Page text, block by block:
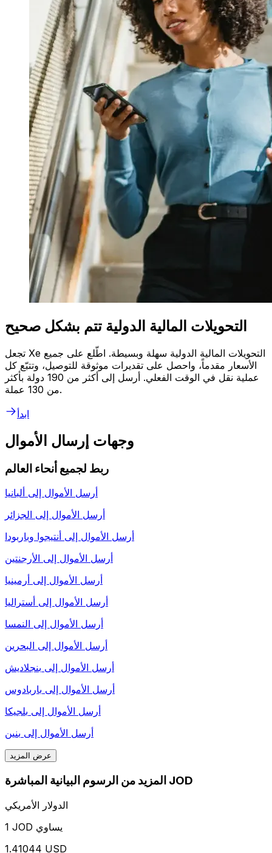
التحويلات المالية الدولية تتم بشكل صحيح
تجعل Xe التحويلات المالية الدولية سهلة وبسيطة. اطّلع على جميع
الأسعار مقدماً، واحصل على تقديرات موثوقة للتوصيل، وتتبّع كل
عملية نقل في الوقت الفعلي. أرسل إلى أكثر من 190 دولة بأكثر
من 130 عملة.
ابدأ
وجهات إرسال الأموال
ربط لجميع أنحاء العالم
أرسل الأموال إلى ألبانيا
أرسل الأموال إلى الجزائر
أرسل الأموال إلى أنتيجوا وباربودا
أرسل الأموال إلى الأرجنتين
أرسل الأموال إلى أرمينيا
أرسل الأموال إلى أستراليا
أرسل الأموال إلى النمسا
أرسل الأموال إلى البحرين
أرسل الأموال إلى بنجلاديش
أرسل الأموال إلى باربادوس
أرسل الأموال إلى بلجيكا
أرسل الأموال إلى بنين
عرض المزيد
المزيد من الرسوم البيانية المباشرة JOD
الدولار الأمريكي
1 JOD يساوي
1.41044 USD